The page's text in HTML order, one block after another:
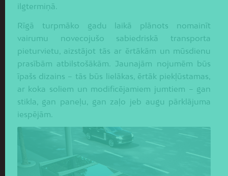
ilgtermiņā.
Rīgā turpmāko gadu laikā plānots nomainīt
vairumu novecojušo sabiedriskā transporta
pieturvietu, aizstājot tās ar ērtākām un mūsdienu
prasībām atbilstošākām. Jaunajām nojumēm būs
īpašs dizains – tās būs lielākas, ērtāk piekļūstamas,
ar koka soliem un modificējamiem jumtiem – gan
stikla, gan paneļu, gan zaļo jeb augu pārklājuma
iespējām.